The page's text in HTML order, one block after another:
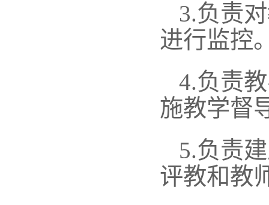
3.负责
进行监控
4.负责
施教学督
5.负责
评教和教